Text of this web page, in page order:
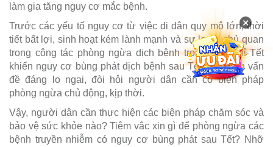
làm gia tăng nguy cơ mắc bệnh.
Trước các yếu tố nguy cơ từ việc di dân quy mô lớn, thời
tiết bất lợi, sinh hoạt kém lành mạnh và sự lơ là, chủ quan
trong công tác phòng ngừa dịch bệnh trong dịp nghỉ Tết
khiến nguy cơ bùng phát dịch bệnh sau Tết trở thành vấn
đề đáng lo ngại, đòi hỏi người dân cần có biện pháp
phòng ngừa chủ động, kịp thời.
Vậy, người dân cần thực hiện các biện pháp chăm sóc và
bảo vệ sức khỏe nào? Tiêm vắc xin gì để phòng ngừa các
bệnh truyền nhiễm có nguy cơ bùng phát sau Tết? Nhỡ
×